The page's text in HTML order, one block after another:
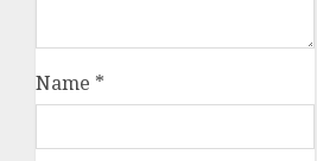
Name *